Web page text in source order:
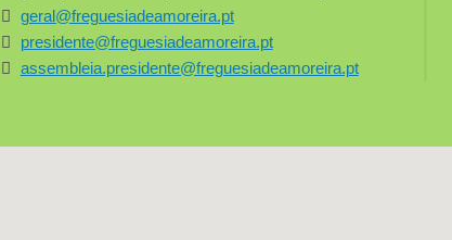
geral@freguesiadeamoreira.pt
presidente@freguesiadeamoreira.pt
assembleia.presidente@freguesiadeamoreira.pt